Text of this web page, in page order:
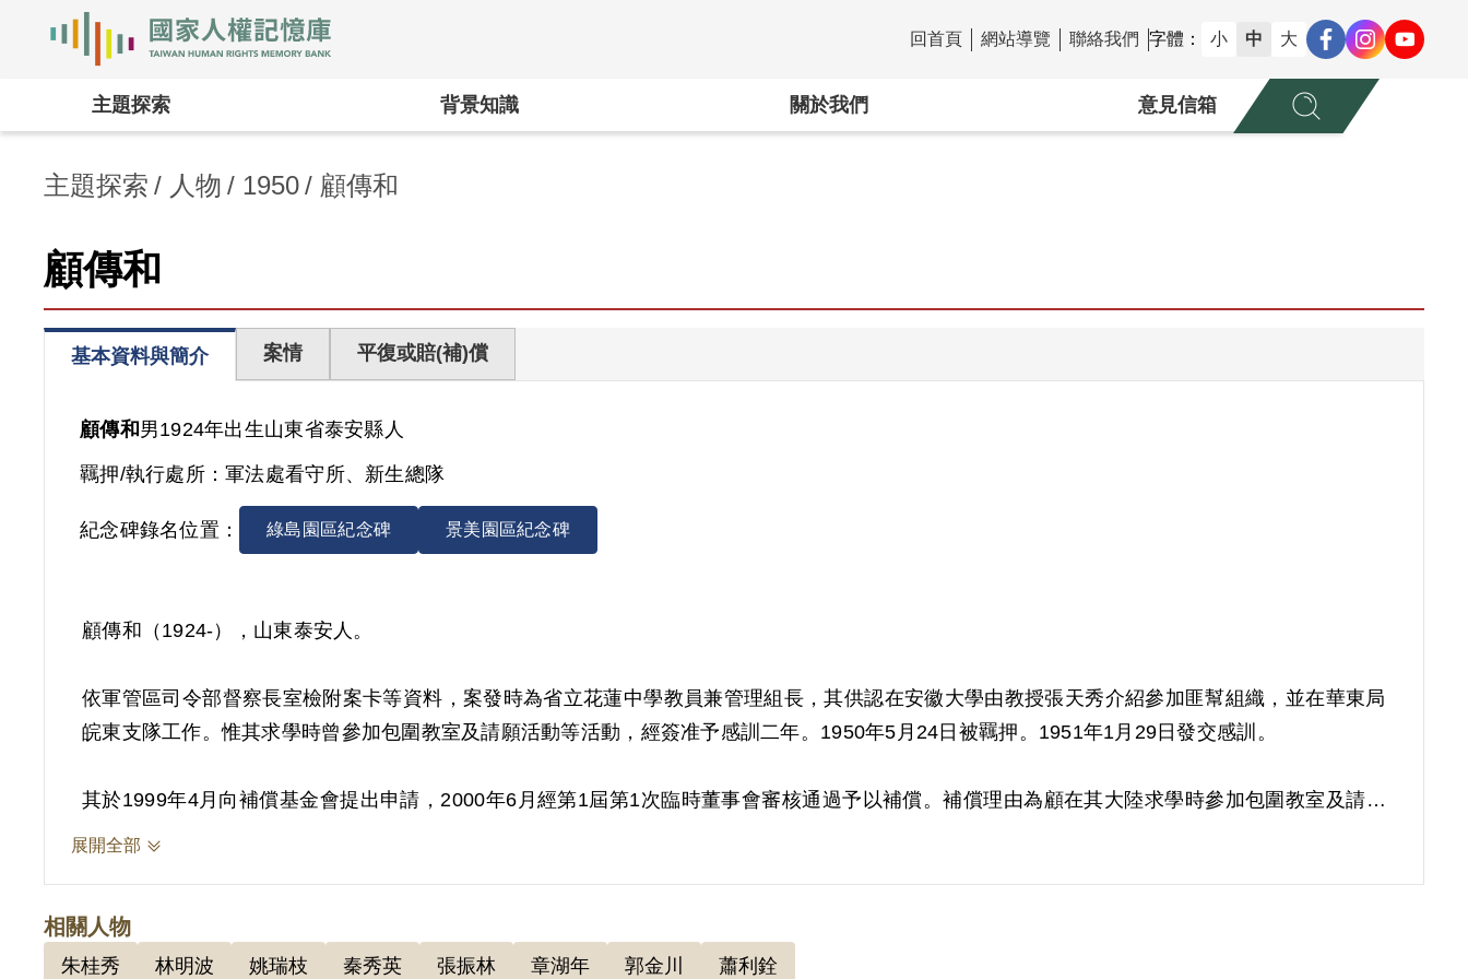
:::
回首頁 網站導覽 聯絡我們 字體： 小 中 大
主題探索 背景知識 關於我們 意見信箱
主題探索 人物 1950 顧傳和
顧傳和
基本資料與簡介 案情 平復或賠(補)償
顧傳和 男1924年出生山東省泰安縣人
羈押/執行處所：軍法處看守所、新生總隊
紀念碑錄名位置： 綠島園區紀念碑 景美園區紀念碑
顧傳和（1924-），山東泰安人。
依軍管區司令部督察長室檢附案卡等資料，案發時為省立花蓮中學教員兼管理組長，其供認在安徽大學由教授張天秀介紹參加匪幫組織，並在華東局
皖東支隊工作。惟其求學時曾參加包圍教室及請願活動等活動，經簽准予感訓二年。1950年5月24日被羈押。1951年1月29日發交感訓。
其於1999年4月向補償基金會提出申請，2000年6月經第1屆第1次臨時董事會審核通過予以補償。補償理由為顧在其大陸求學時參加包圍教室及請願
活動之行為，屬思想言論層次問題，故認非有實據。
展開全部
相關人物
朱桂秀 林明波 姚瑞枝 秦秀英 張振林 章湖年 郭金川 蕭利銓